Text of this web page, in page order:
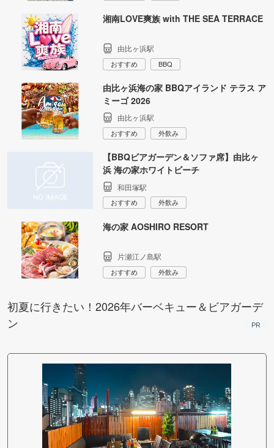
湘南LOVE爽族 with THE SEA TERRACE
由比ヶ浜駅
おすすめ BBQ
由比ヶ浜海の家 BBQアイランド テラス ア
ミーゴ 2026
由比ヶ浜駅
おすすめ 外飲み
【BBQビアガーデン＆ソファ席】由比ヶ
浜 海の家ホワイトビーチ
和田塚駅
おすすめ 外飲み
海の家 AOSHIRO RESORT
片瀬江ノ島駅
おすすめ 外飲み
初夏に行きたい！2026年バーベキュー＆ビアガーデ
ン
PR